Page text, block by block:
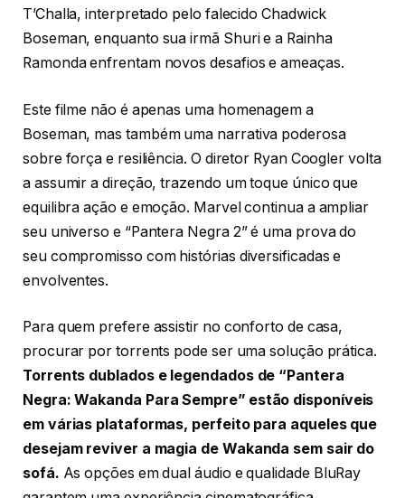
T’Challa, interpretado pelo falecido Chadwick
Boseman, enquanto sua irmã Shuri e a Rainha
Ramonda enfrentam novos desafios e ameaças.
Este filme não é apenas uma homenagem a
Boseman, mas também uma narrativa poderosa
sobre força e resiliência. O diretor Ryan Coogler volta
a assumir a direção, trazendo um toque único que
equilibra ação e emoção. Marvel continua a ampliar
seu universo e “Pantera Negra 2” é uma prova do
seu compromisso com histórias diversificadas e
envolventes.
Para quem prefere assistir no conforto de casa,
procurar por torrents pode ser uma solução prática.
Torrents dublados e legendados de “Pantera
Negra: Wakanda Para Sempre” estão disponíveis
em várias plataformas, perfeito para aqueles que
desejam reviver a magia de Wakanda sem sair do
sofá. As opções em dual áudio e qualidade BluRay